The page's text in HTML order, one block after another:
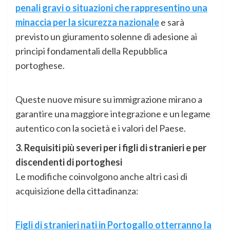
penali gravi o situazioni che rappresentino una
minaccia per la sicurezza nazionalee sarà
previsto un giuramento solenne di adesione ai
principi fondamentali della Repubblica
portoghese.
Queste nuove misure su immigrazione mirano a
garantire una maggiore integrazione e un legame
autentico con la società e i valori del Paese.
3. Requisiti più severi per i figli di stranieri e per
discendenti di portoghesi
Le modifiche coinvolgono anche altri casi di
acquisizione della cittadinanza:
Figli di stranieri nati in Portogallo otterranno la